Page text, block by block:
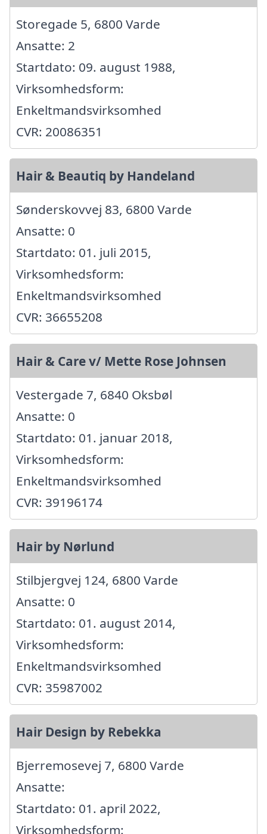
Storegade 5, 6800 Varde
Ansatte: 2
Startdato: 09. august 1988,
Virksomhedsform:
Enkeltmandsvirksomhed
CVR: 20086351
Hair & Beautiq by Handeland
Sønderskovvej 83, 6800 Varde
Ansatte: 0
Startdato: 01. juli 2015,
Virksomhedsform:
Enkeltmandsvirksomhed
CVR: 36655208
Hair & Care v/ Mette Rose Johnsen
Vestergade 7, 6840 Oksbøl
Ansatte: 0
Startdato: 01. januar 2018,
Virksomhedsform:
Enkeltmandsvirksomhed
CVR: 39196174
Hair by Nørlund
Stilbjergvej 124, 6800 Varde
Ansatte: 0
Startdato: 01. august 2014,
Virksomhedsform:
Enkeltmandsvirksomhed
CVR: 35987002
Hair Design by Rebekka
Bjerremosevej 7, 6800 Varde
Ansatte:
Startdato: 01. april 2022,
Virksomhedsform: